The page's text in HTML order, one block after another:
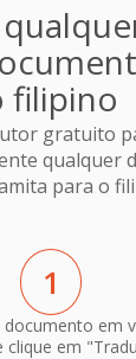
filipino
gratuito
qualquer
para o
1
documento em
clique em